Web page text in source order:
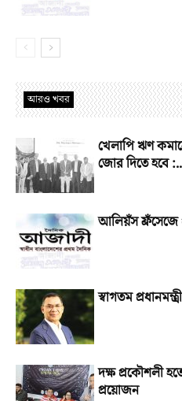
আরও খবর
খেলাপি ঋণ
জোর দিতে হবে
আলিয়ঁস ফ্রঁসেজে
স্বাগতম প্রধানমন্ত্রী
দক্ষ প্রকৌশলী
প্রয়োজন